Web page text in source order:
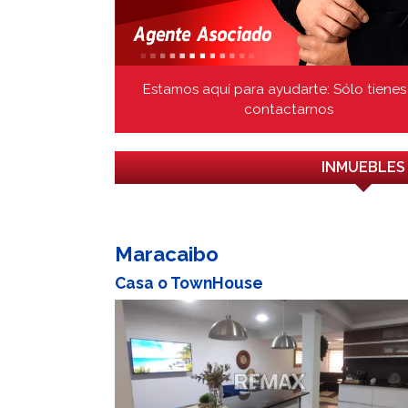
Estamos aquí para ayudarte: Sólo
contactarnos
INMUEBLES
Maracaibo
Casa o TownHouse